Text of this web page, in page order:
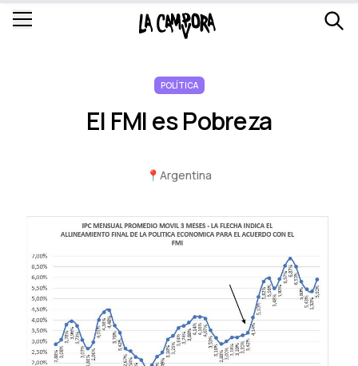
POLÍTICA
El FMI es Pobreza
📍 Argentina